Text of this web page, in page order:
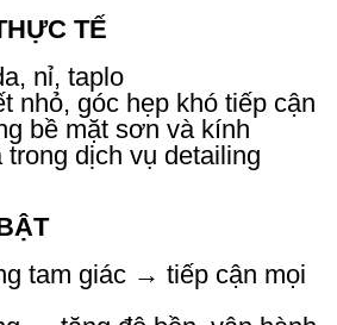
TẾ
nỉ, taplo
nhỏ, góc hẹp khó tiếp cận
bề mặt sơn và kính
dịch vụ detailing
tam giác → tiếp cận mọi